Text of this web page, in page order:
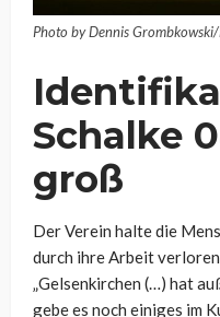
Photo by Dennis
Schalke
groß
Der Verein halte die
durch ihre Arbeit
„Gelsenkirchen (…) hat
gebe es noch einiges im